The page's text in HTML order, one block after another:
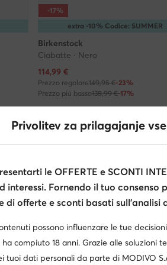
extra -10% Codice: SUMMER
-17%
Birkenstock
Ciabatte · Nero
Prezzo attuale
114,99 €
Prezzo regolare149,95 €-23%
Prezzo più basso138,99 €-17%
nella taglia selezionata.
40 41 Vedi di più
Privolitev za prilagajanje
le OFFERTE e SCONTI
interessi. Fornendo il tuo consenso
di offerte e sconti basati
possono influenzare le tue
compiuto 18 anni. Grazie alle soluzioni
tuoi dati personali da parte di MODIVO